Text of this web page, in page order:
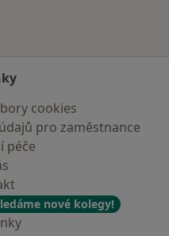
cookies
pro zaměstnance
péče
nové kolegy!